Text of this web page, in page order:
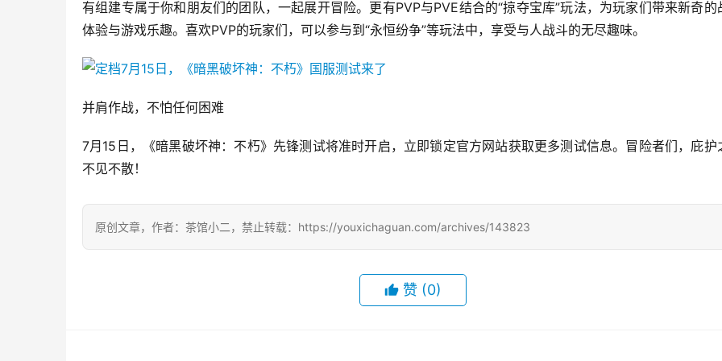
有组建专属于你和朋友们的团队，一起展开冒险。更有PVP与PVE结合的“掠夺宝库”玩法，为玩家们带来新奇的
体验与游戏乐趣。喜欢PVP的玩家们，可以参与到“永恒纷争”等玩法中，享受与人战斗的无尽趣味。
并肩作战，不怕任何困难
7月15日，《暗黑破坏神：不朽》先锋测试将准时开启，立即锁定官方网站获取更多测试信息。冒险者们，庇护
不见不散！
原创文章，作者：茶馆小二，禁止转载：https://youxichaguan.com/archives/143823
赞 (0)